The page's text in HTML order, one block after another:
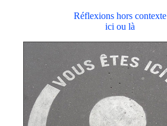
Réflexions hors contexte
ici ou là